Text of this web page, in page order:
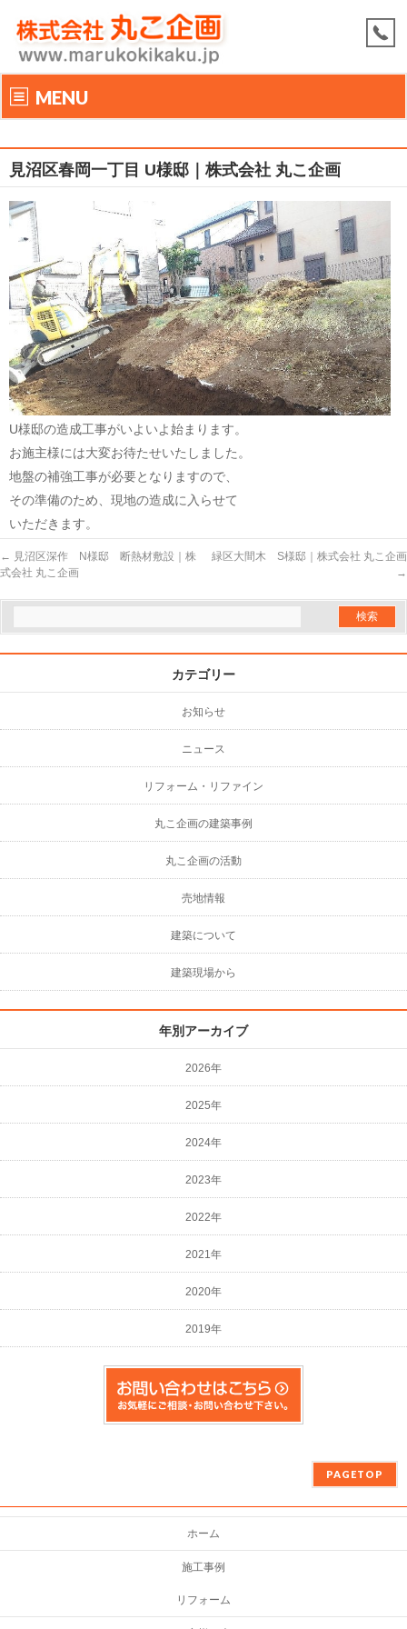
MENU
見沼区春岡一丁目 U様邸｜株式会社 丸こ企画
U様邸の造成工事がいよいよ始まります。
お施主様には大変お待たせいたしました。
地盤の補強工事が必要となりますので、
その準備のため、現地の造成に入らせて
いただきます。
← 見沼区深作 N様邸 断熱材敷設｜株
式会社 丸こ企画
緑区大間木 S様邸｜株式会社 丸こ企画
→
カテゴリー
お知らせ
ニュース
リフォーム・リファイン
丸こ企画の建築事例
丸こ企画の活動
売地情報
建築について
建築現場から
年別アーカイブ
2026年
2025年
2024年
2023年
2022年
2021年
2020年
2019年
PAGETOP
ホーム
施工事例
リフォーム